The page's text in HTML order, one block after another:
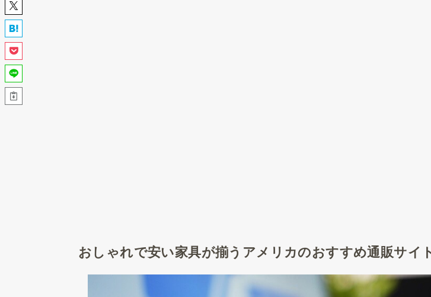
おしゃれで安い家具が揃うアメリカのおすすめ通販サイ